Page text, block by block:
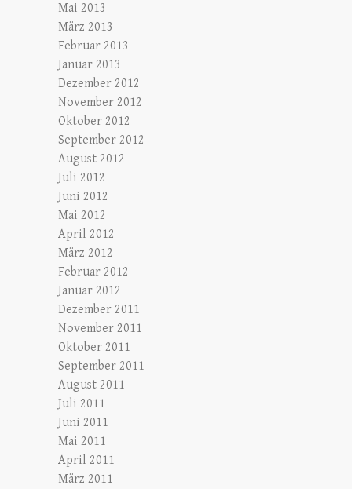
Mai 2013
März 2013
Februar 2013
Januar 2013
Dezember 2012
November 2012
Oktober 2012
September 2012
August 2012
Juli 2012
Juni 2012
Mai 2012
April 2012
März 2012
Februar 2012
Januar 2012
Dezember 2011
November 2011
Oktober 2011
September 2011
August 2011
Juli 2011
Juni 2011
Mai 2011
April 2011
März 2011